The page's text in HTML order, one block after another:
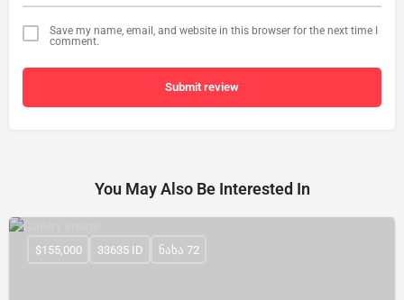
Save my name, email, and website in this browser for the next time I
comment.
Submit review
You May Also Be Interested In
$155,000 33635 ID ნახა 72